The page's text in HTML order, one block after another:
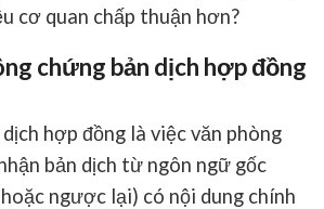
cơ quan chấp thuận hơn?
chứng bản dịch hợp đồng
hợp đồng là việc văn phòng
bản dịch từ ngôn ngữ gốc
ngược lại) có nội dung chính